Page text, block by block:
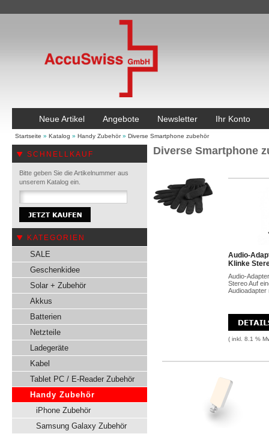
Neue Artikel Angebote Newsletter Ihr Konto
Startseite » Katalog » Handy Zubehör» Diverse Smartphone zubehör
SCHNELLKAUF
Bitte geben Sie die Artikelnummer aus
unserem Katalog ein.
KATEGORIEN
SALE
Geschenkidee
Solar + Zubehör
Akkus
Batterien
Netzteile
Ladegeräte
Kabel
Tablet PC / E-Reader Zubehör
Handy Zubehör
iPhone Zubehör
Samsung Galaxy Zubehör
Diverse Smartphone
Audio-
Klinke
Audio-
Stereo Auf
Audioadapter
( inkl. 8.1 %